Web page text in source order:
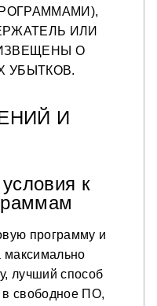
ИЛИ
О
УБЫТКОВ.
И
к
программу и
максимально
лучший способ
в свободное ПО,